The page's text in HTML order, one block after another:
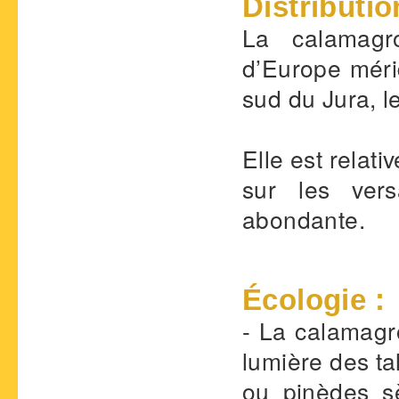
La
d’Europe
sud du Jura,
Elle est
sur les
abondante.
Écologie :
- La
lumière des
ou pinèdes